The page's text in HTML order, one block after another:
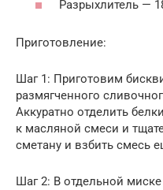
Разрыхлитель —
Приготовление:
Шаг 1: Приготовим
размягченного
Аккуратно отделить
к масляной смеси и
сметану и взбить смесь
Шаг 2: В отдельной